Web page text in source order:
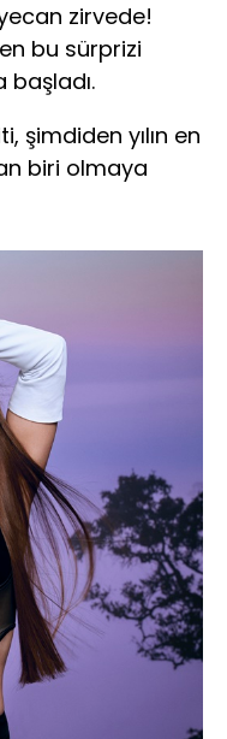
zirvede!
bu sürprizi
şimdiden yılın en
biri olmaya